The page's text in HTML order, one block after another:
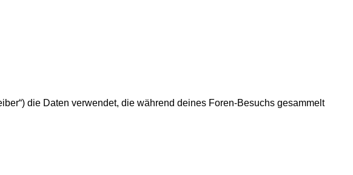
die Daten verwendet, die während deines Foren-Besuchs gesammelt